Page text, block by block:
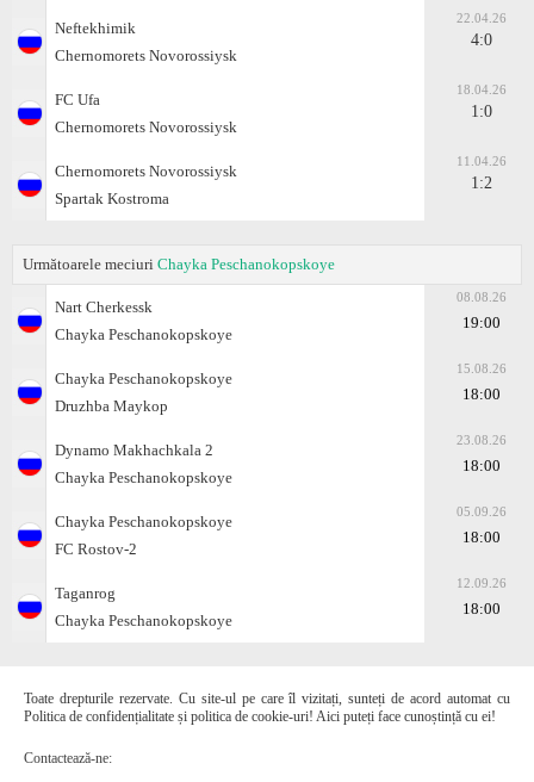
Neftekhimik
Chernomorets Novorossiysk
22.04.26
4:0
FC Ufa
Chernomorets Novorossiysk
18.04.26
1:0
Chernomorets Novorossiysk
Spartak Kostroma
11.04.26
1:2
Următoarele meciuri Chayka Peschanokopskoye
Nart Cherkessk
Chayka Peschanokopskoye
08.08.26
19:00
Chayka Peschanokopskoye
Druzhba Maykop
15.08.26
18:00
Dynamo Makhachkala 2
Chayka Peschanokopskoye
23.08.26
18:00
Chayka Peschanokopskoye
FC Rostov-2
05.09.26
18:00
Taganrog
Chayka Peschanokopskoye
12.09.26
18:00
Toate drepturile rezervate. Cu site-ul pe care îl vizitați, sunteți de acord automat cu
Politica de confidențialitate și politica de cookie-uri! Aici puteți face cunoștință cu ei!
Contactează-ne: